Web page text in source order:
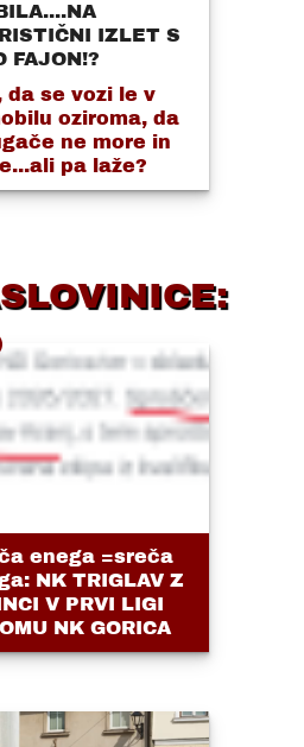
IZLET S
FAJON!?
da se vozi le v
oziroma, da
ne more in
pa laže?
enega =sreča
NK TRIGLAV Z
V PRVI LIGI
NK GORICA